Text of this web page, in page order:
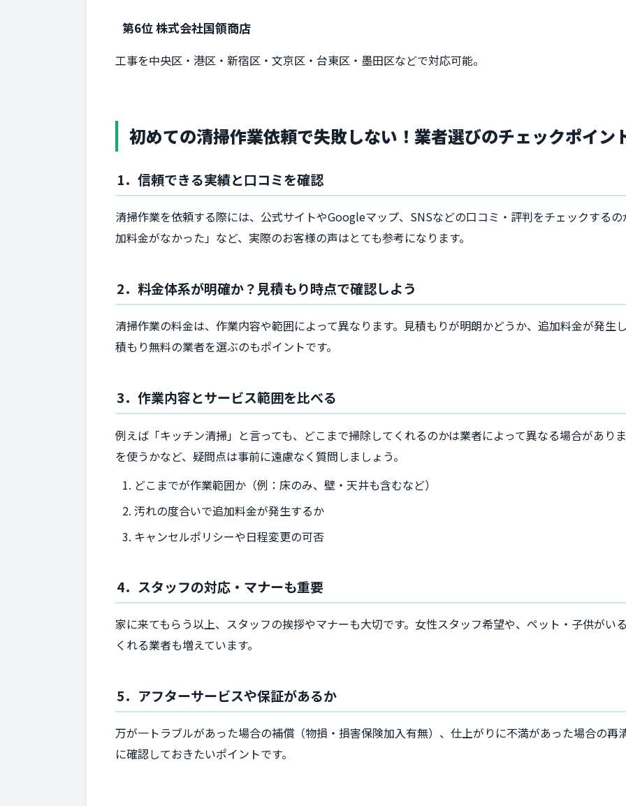
第6位 株式会社国領商店
工事を中央区・港区・新宿区・文京区・台東区・墨田区などで対応可能。
初めての清掃作業依頼で失敗しない！業者選びのチェックポイン
1．信頼できる実績と口コミを確認
清掃作業を依頼する際には、公式サイトやGoogleマップ、SNSなどの口コミ・評判をチェックする
加料金がなかった」など、実際のお客様の声はとても参考になります。
2．料金体系が明確か？見積もり時点で確認しよう
清掃作業の料金は、作業内容や範囲によって異なります。見積もりが明朗かどうか、追加料金が発生
積もり無料の業者を選ぶのもポイントです。
3．作業内容とサービス範囲を比べる
例えば「キッチン清掃」と言っても、どこまで掃除してくれるのかは業者によって異なる場合があり
を使うかなど、疑問点は事前に遠慮なく質問しましょう。
どこまでが作業範囲か（例：床のみ、壁・天井も含むなど）
汚れの度合いで追加料金が発生するか
キャンセルポリシーや日程変更の可否
4．スタッフの対応・マナーも重要
家に来てもらう以上、スタッフの挨拶やマナーも大切です。女性スタッフ希望や、ペット・子供がい
くれる業者も増えています。
5．アフターサービスや保証があるか
万が一トラブルがあった場合の補償（物損・損害保険加入有無）、仕上がりに不満があった場合の再
に確認しておきたいポイントです。